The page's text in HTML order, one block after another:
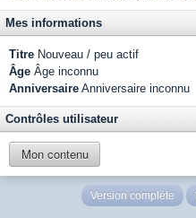
Mes informations
Titre Nouveau / peu actif
Âge Âge inconnu
Anniversaire Anniversaire inconnu
Contrôles utilisateur
Mon contenu
Version complète